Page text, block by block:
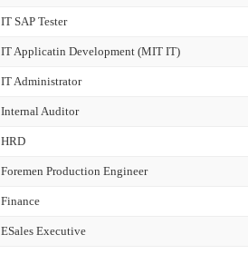
IT SAP Tester
IT Applicatin Development (MIT IT)
IT Administrator
Internal Auditor
HRD
Foremen Production Engineer
Finance
ESales Executive